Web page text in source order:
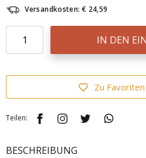
Versandkosten: € 24,59
IN DEN
Zu
Teilen:
BESCHREIBUNG